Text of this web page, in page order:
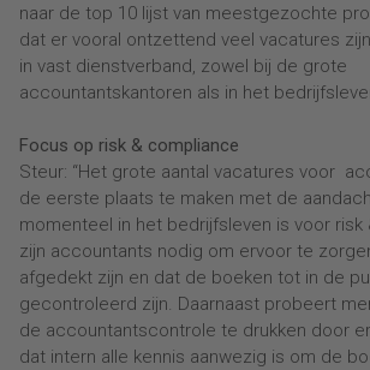
naar de top 10 lijst van meestgezochte
dat er vooral ontzettend veel vacatures
in vast dienstverband, zowel bij de grote
accountantskantoren als in het
Focus op risk & compliance
Steur: “Het grote aantal vacatures voor
de eerste plaats te maken met de
momenteel in het bedrijfsleven is voor risk
zijn accountants nodig om ervoor te
afgedekt zijn en dat de boeken tot in de
gecontroleerd zijn. Daarnaast probeert
de accountantscontrole te drukken door
dat intern alle kennis aanwezig is om de